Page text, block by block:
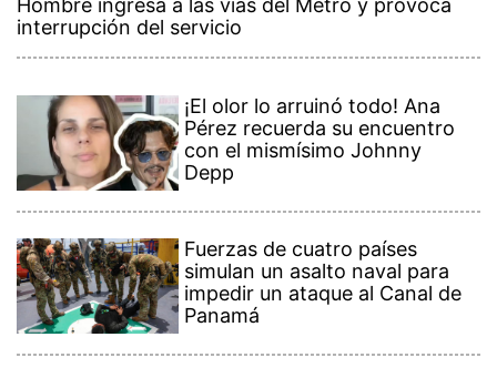
Hombre ingresa a las vías del Metro y provoca
interrupción del servicio
¡El olor lo arruinó todo! Ana
Pérez recuerda su encuentro
con el mismísimo Johnny
Depp
Fuerzas de cuatro países
simulan un asalto naval para
impedir un ataque al Canal de
Panamá